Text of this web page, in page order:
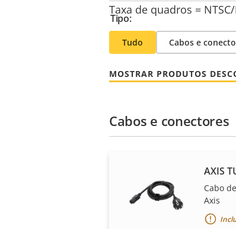
Taxa de quadros = NTSC/
Tipo:
Tudo Cabos e
MOSTRAR PRODUTOS
Cabos e conectores
AXIS
Cabo
Axis